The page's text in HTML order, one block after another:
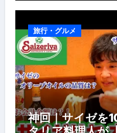
風景】
旅行・グルメ
神回｜サイゼを